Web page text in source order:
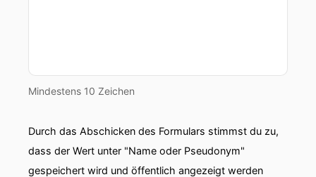
Mindestens 10 Zeichen
Durch das Abschicken des Formulars stimmst du zu,
dass der Wert unter "Name oder Pseudonym"
gespeichert wird und öffentlich angezeigt werden